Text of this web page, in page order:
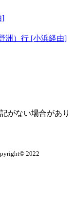
]
洲）行 [小浜経由]
がない場合があり
2022